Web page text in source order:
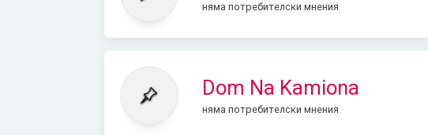
няма потребителски мнения
Dom Na Kamiona
няма потребителски мнения